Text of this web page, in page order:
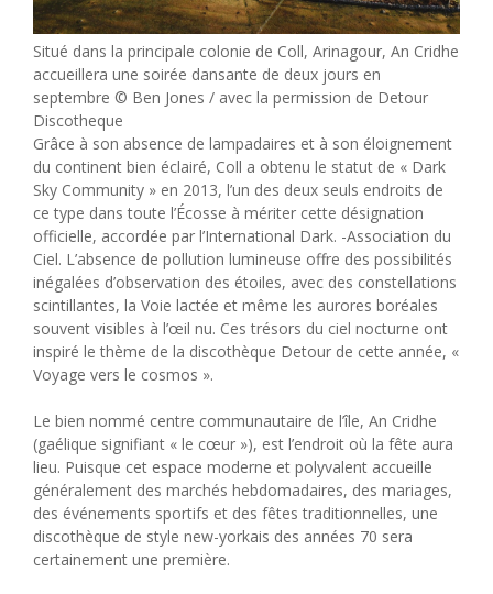
Situé dans la principale colonie de Coll, Arinagour, An Cridhe
accueillera une soirée dansante de deux jours en
septembre © Ben Jones / avec la permission de Detour
Discotheque
Grâce à son absence de lampadaires et à son éloignement
du continent bien éclairé, Coll a obtenu le statut de « Dark
Sky Community » en 2013, l’un des deux seuls endroits de
ce type dans toute l’Écosse à mériter cette désignation
officielle, accordée par l’International Dark. -Association du
Ciel. L’absence de pollution lumineuse offre des possibilités
inégalées d’observation des étoiles, avec des constellations
scintillantes, la Voie lactée et même les aurores boréales
souvent visibles à l’œil nu. Ces trésors du ciel nocturne ont
inspiré le thème de la discothèque Detour de cette année, «
Voyage vers le cosmos ».
Le bien nommé centre communautaire de l’île, An Cridhe
(gaélique signifiant « le cœur »), est l’endroit où la fête aura
lieu. Puisque cet espace moderne et polyvalent accueille
généralement des marchés hebdomadaires, des mariages,
des événements sportifs et des fêtes traditionnelles, une
discothèque de style new-yorkais des années 70 sera
certainement une première.